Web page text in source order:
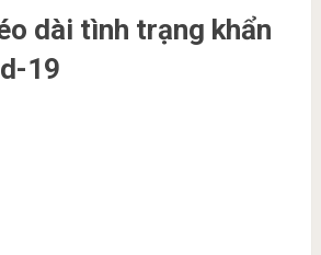
dài tình trạng khẩn
19